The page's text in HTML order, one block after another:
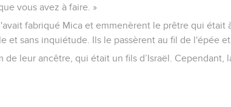
vous avez à faire. »
fabriqué Mica et emmenèrent le prêtre qui était
et sans inquiétude. Ils le passèrent au fil de l'épée
de leur ancêtre, qui était un fils d’Israël. Cependant,